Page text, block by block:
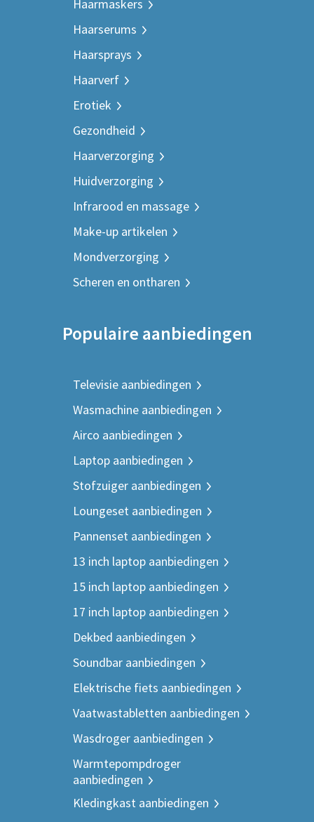
Haarmaskers
Haarserums
Haarsprays
Haarverf
Erotiek
Gezondheid
Haarverzorging
Huidverzorging
Infrarood en massage
Make-up artikelen
Mondverzorging
Scheren en ontharen
Populaire aanbiedingen
Televisie aanbiedingen
Wasmachine aanbiedingen
Airco aanbiedingen
Laptop aanbiedingen
Stofzuiger aanbiedingen
Loungeset aanbiedingen
Pannenset aanbiedingen
13 inch laptop aanbiedingen
15 inch laptop aanbiedingen
17 inch laptop aanbiedingen
Dekbed aanbiedingen
Soundbar aanbiedingen
Elektrische fiets aanbiedingen
Vaatwastabletten aanbiedingen
Wasdroger aanbiedingen
Warmtepompdroger
aanbiedingen
Kledingkast aanbiedingen